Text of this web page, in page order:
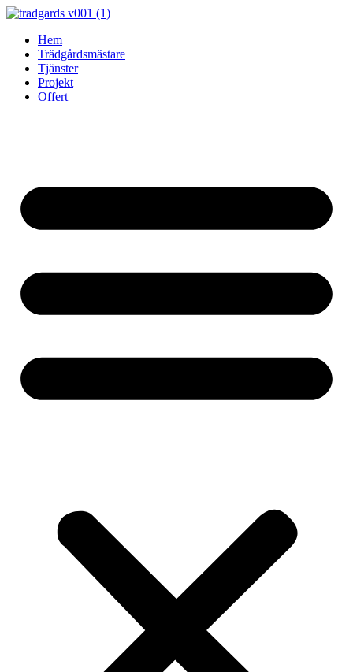
Skip
contentHem
Trädgårdsmästare
Tjänster
Projekt
Offert